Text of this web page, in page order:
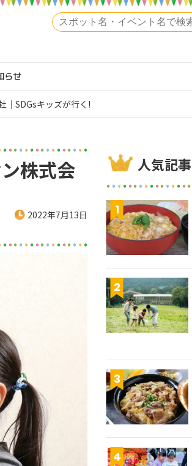
らせ
｜SDGsキッズが行く!
株式会
2022年7月13日
人気記